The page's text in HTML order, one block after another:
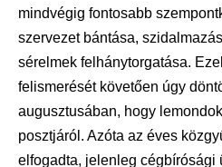
mindvégig fontosabb
szervezet bántása,
sérelmek felhánytorgatása.
felismerését követően úgy
augusztusában, hogy
posztjáról. Azóta az éves
elfogadta, jelenleg cégbírósági